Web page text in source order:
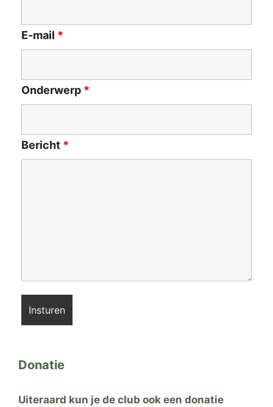
E-mail *
Onderwerp *
Bericht *
Donatie
Uiteraard kun je de club ook een donatie